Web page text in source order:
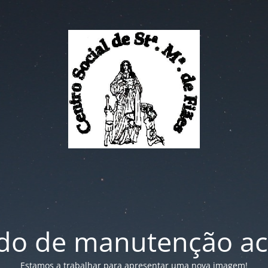
de manutenção
Estamos a trabalhar para apresentar uma nova imagem!